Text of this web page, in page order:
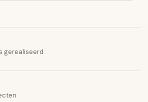
gerealiseerd